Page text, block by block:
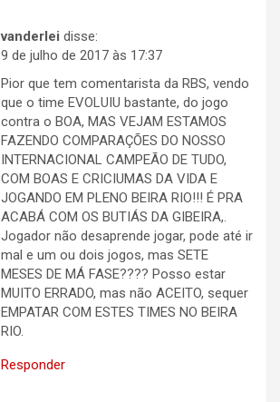
vanderlei disse:
9 de julho de 2017 às 17:37
Pior que tem comentarista da RBS, vendo
que o time EVOLUIU bastante, do jogo
contra o BOA, MAS VEJAM ESTAMOS
FAZENDO COMPARAÇÕES DO NOSSO
INTERNACIONAL CAMPEÃO DE TUDO,
COM BOAS E CRICIUMAS DA VIDA E
JOGANDO EM PLENO BEIRA RIO!!! É PRA
ACABÁ COM OS BUTIÁS DA GIBEIRA,.
Jogador não desaprende jogar, pode até ir
mal e um ou dois jogos, mas SETE
MESES DE MÁ FASE???? Posso estar
MUITO ERRADO, mas não ACEITO, sequer
EMPATAR COM ESTES TIMES NO BEIRA
RIO.
Responder